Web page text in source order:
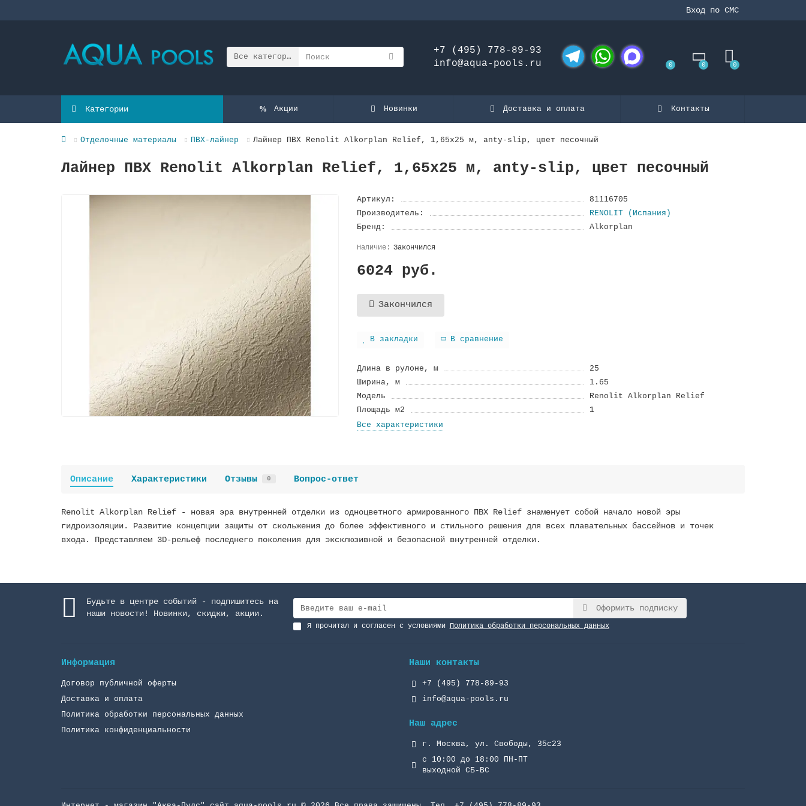
Вход по СМС
Все категории
+7 (495) 778-89-93
info@aqua-pools.ru
0 0 0
Категории Акции Новинки Доставка и оплата Контакты
Отделочные материалы ПВХ-лайнер Лайнер ПВХ Renolit Alkorplan Relief, 1,65х25 м, anty-slip, цвет песочный
Лайнер ПВХ Renolit Alkorplan Relief, 1,65х25 м, anty-slip, цвет песочный
Артикул:
81116705
Производитель:
RENOLIT (Испания)
Бренд:
Alkorplan
Закончился
6024 руб.
Закончился
В закладки В сравнение
Длина в рулоне, м
25
Ширина, м
1.65
Модель
Renolit Alkorplan Relief
Площадь м2
1
Все характеристики
Описание Характеристики Отзывы 0 Вопрос-ответ
Renolit Alkorplan Relief - новая эра внутренней отделки из одноцветного армированного ПВХ Relief знаменует собой начало новой эры
гидроизоляции. Развитие концепции защиты от скольжения до более эффективного и стильного решения для всех плавательных бассейнов и точек
входа. Представляем 3D-рельеф последнего поколения для эксклюзивной и безопасной внутренней отделки.
Будьте в центре событий - подпишитесь на
наши новости! Новинки, скидки, акции.
Оформить подписку
Я прочитал и согласен с условиями Политика обработки персональных данных
Информация
Договор публичной оферты
Доставка и оплата
Политика обработки персональных данных
Политика конфиденциальности
Наши контакты
+7 (495) 778-89-93
info@aqua-pools.ru
Наш адрес
г. Москва, ул. Свободы, 35с23
с 10:00 до 18:00 ПН-ПТ
выходной СБ-ВС